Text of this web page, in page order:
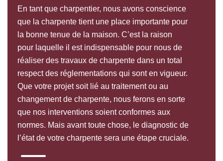
En tant que charpentier, nous avons conscience
que la charpente tient une place importante pour
la bonne tenue de la maison. C’est la raison
pour laquelle il est indispensable pour nous de
réaliser des travaux de charpente dans un total
respect des réglementations qui sont en vigueur.
Que votre projet soit lié au traitement ou au
changement de charpente, nous ferons en sorte
que nos interventions soient conformes aux
normes. Mais avant toute chose, le diagnostic de
l’état de votre charpente sera une étape cruciale.